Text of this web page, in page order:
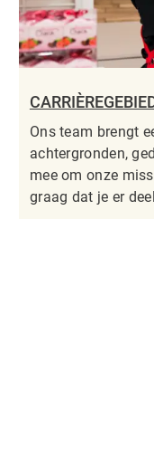
Ons team brengt
achtergronden,
mee om onze
graag dat je er